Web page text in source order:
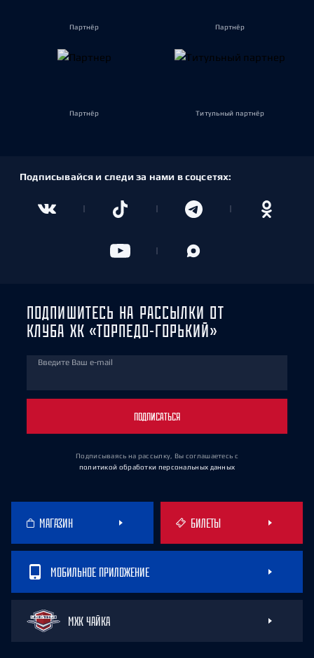
Партнёр Партнёр
Партнёр Титульный партнёр
Подписывайся и следи за нами в соцсетях:
ПОДПИШИТЕСЬ НА РАССЫЛКИ ОТ
КЛУБА ХК «ТОРПЕДО-ГОРЬКИЙ»
Введите Ваш e-mail
ПОДПИСАТЬСЯ
Подписываясь на рассылку, Вы соглашаетесь с
политикой обработки персональных данных
МАГАЗИН БИЛЕТЫ
МОБИЛЬНОЕ ПРИЛОЖЕНИЕ
МХК ЧАЙКА